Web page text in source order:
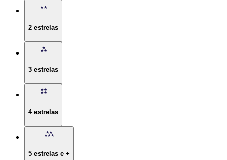
2 estrelas
3 estrelas
4 estrelas
5 estrelas e +